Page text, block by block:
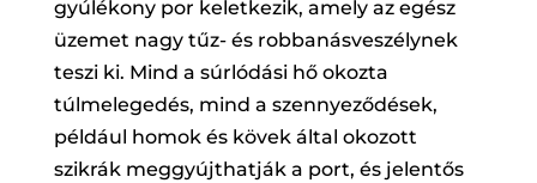
gyúlékony por keletkezik, amely az egész
üzemet nagy tűz- és robbanásveszélynek
teszi ki. Mind a súrlódási hő okozta
túlmelegedés, mind a szennyeződések,
például homok és kövek által okozott
szikrák meggyújthatják a port, és jelentős